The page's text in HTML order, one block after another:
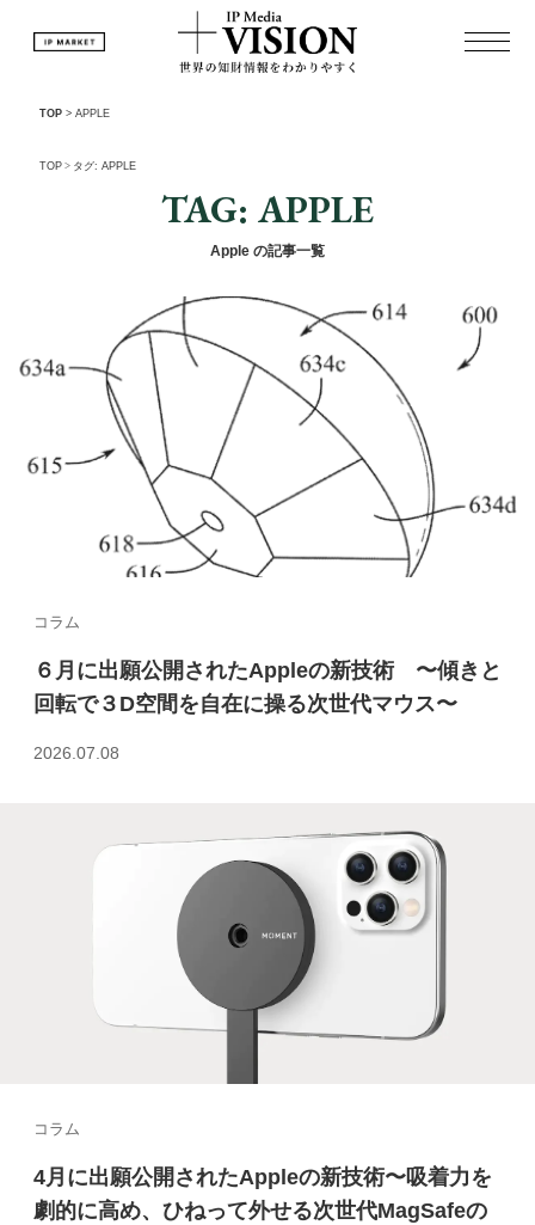
TOP > APPLE
TOP > タグ: APPLE
TAG: APPLE
Apple の記事一覧
コラム
６月に出願公開されたAppleの新技術 〜傾きと
回転で３D空間を自在に操る次世代マウス〜
2026.07.08
コラム
4月に出願公開されたAppleの新技術〜吸着力を
劇的に高め、ひねって外せる次世代MagSafeの